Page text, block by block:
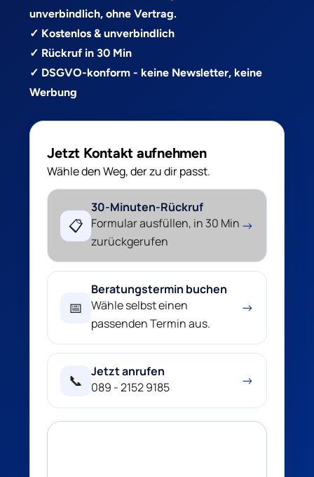
unverbindlich, ohne Vertrag.
✓ Kostenlos & unverbindlich
✓ Rückruf in 30 Min
✓ DSGVO-konform - keine Newsletter, keine
Werbung
Jetzt Kontakt aufnehmen
Wähle den Weg, der zu dir passt.
📋
30-Minuten-Rückruf
Formular ausfüllen, in 30 Min
zurückgerufen
→
📅
Beratungstermin buchen
Wähle selbst einen
passenden Termin aus.
→
📞
Jetzt anrufen
089 - 2152 9185
→